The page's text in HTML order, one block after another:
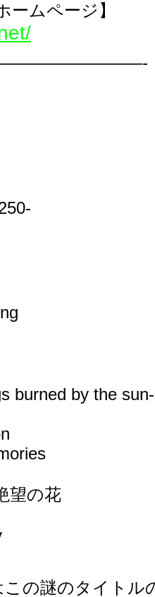
ームページ】
burned by the sun-
望の花
この謎のタイトル